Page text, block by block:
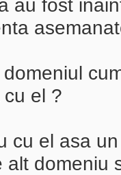
au fost
el ?
cu el asa
alt domeniu